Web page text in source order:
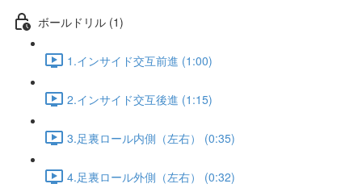
ボールドリル (1)
1.インサイド交互前進 (1:00)
2.インサイド交互後進 (1:15)
3.足裏ロール内側（左右） (0:35)
4.足裏ロール外側（左右） (0:32)